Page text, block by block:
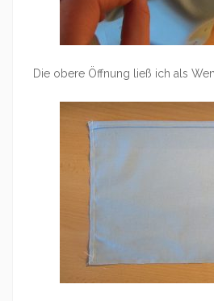
Die obere Öffnung ließ ich als